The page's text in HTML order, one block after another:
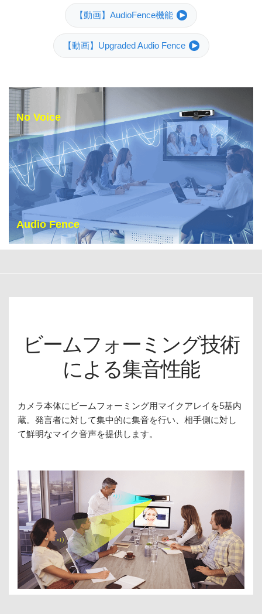
No Voice
Audio Fence
【動画】AudioFence機能
【動画】Upgraded Audio Fence
ビームフォーミング技術
による集音性能
カメラ本体にビームフォーミング用マイクアレイを5基内
蔵。発言者に対して集中的に集音を行い、相手側に対し
て鮮明なマイク音声を提供します。